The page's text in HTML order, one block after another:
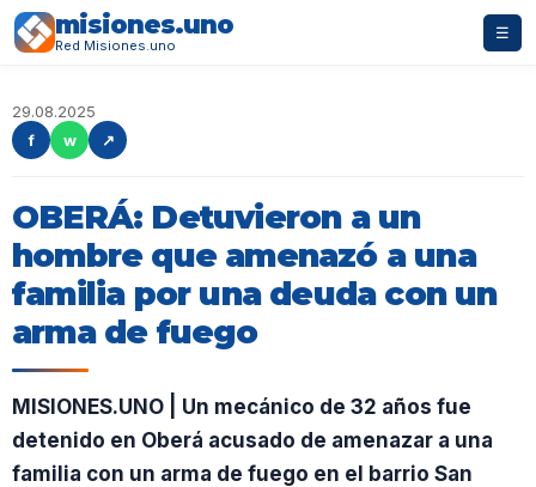
misiones.uno
Red Misiones.uno
☰
29.08.2025
f
w ↗
OBERÁ: Detuvieron a un
hombre que amenazó a una
familia por una deuda con un
arma de fuego
MISIONES.UNO | Un mecánico de 32 años fue
detenido en Oberá acusado de amenazar a una
familia con un arma de fuego en el barrio San